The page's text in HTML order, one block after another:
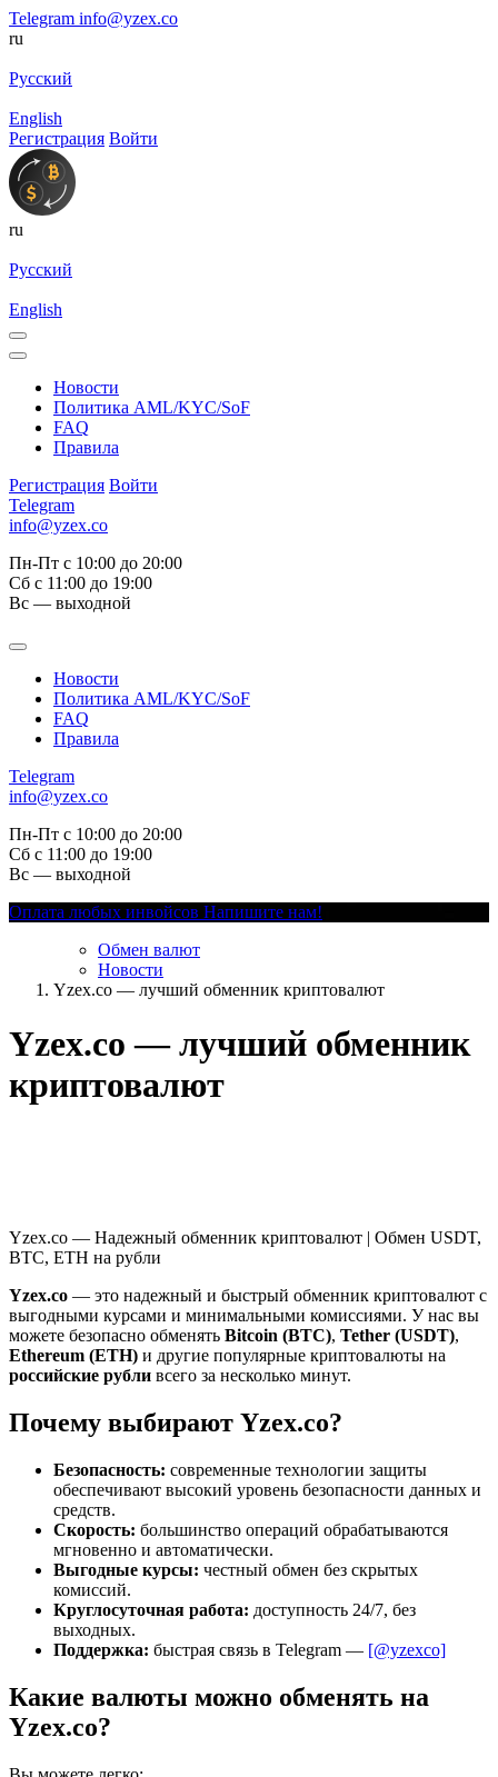
Telegram info@yzex.co
ru
Русский
English
Регистрация Войти
ru
Русский
English
Новости
Политика AML/KYC/SoF
FAQ
Правила
Регистрация Войти
Telegram
info@yzex.co
Пн-Пт с 10:00 до 20:00
Сб с 11:00 до 19:00
Вс — выходной
Новости
Политика AML/KYC/SoF
FAQ
Правила
Telegram
info@yzex.co
Пн-Пт с 10:00 до 20:00
Сб с 11:00 до 19:00
Вс — выходной
Оплата любых инвойсов Напишите нам!
Обмен валют
Новости
Yzex.co — лучший обменник криптовалют
Yzex.co — лучший обменник
криптовалют
Yzex.co — Надежный обменник криптовалют | Обмен USDT,
BTC, ETH на рубли
Yzex.co — это надежный и быстрый обменник криптовалют с
выгодными курсами и минимальными комиссиями. У нас вы
можете безопасно обменять Bitcoin (BTC), Tether (USDT),
Ethereum (ETH) и другие популярные криптовалюты на
российские рубли всего за несколько минут.
Почему выбирают Yzex.co?
Безопасность: современные технологии защиты
обеспечивают высокий уровень безопасности данных и
средств.
Скорость: большинство операций обрабатываются
мгновенно и автоматически.
Выгодные курсы: честный обмен без скрытых
комиссий.
Круглосуточная работа: доступность 24/7, без
выходных.
Поддержка: быстрая связь в Telegram — [@yzexco]
Какие валюты можно обменять на
Yzex.co?